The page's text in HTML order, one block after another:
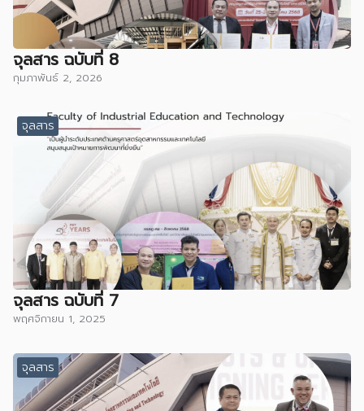
จุลสาร ฉบับที่ 8
กุมภาพันธ์ 2, 2026
จุลสาร
จุลสาร ฉบับที่ 7
พฤศจิกายน 1, 2025
จุลสาร